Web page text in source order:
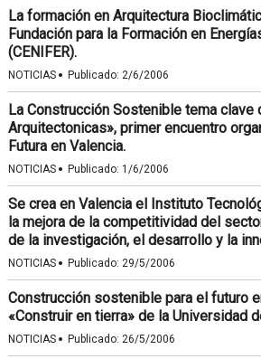
La formación en Arquitectura
Fundación para la Formación en
(CENIFER).
NOTICIAS · Publicado: 2/6/2006
La Construcción Sostenible tema clave
Arquitectonicas», primer encuentro
Futura en Valencia.
NOTICIAS · Publicado: 1/6/2006
Se crea en Valencia el Instituto
la mejora de la competitividad del
de la investigación, el desarrollo y la
NOTICIAS · Publicado: 29/5/2006
Construcción sostenible para el futuro
«Construir en tierra» de la Universidad
NOTICIAS · Publicado: 26/5/2006